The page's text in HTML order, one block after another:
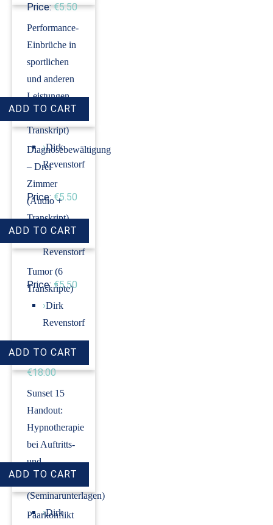
Price: €5.50
Performance-
Einbrüche in
sportlichen
und anderen
Leistungen
(Audio +
Transkript)
›Dirk
Revenstorf
Price: €5.50
Diagnosebewältigung
– Drei
Zimmer
(Audio +
Transkript)
›Dirk
Revenstorf
Price: €5.50
Tumor (6
Transkripte)
›Dirk
Revenstorf
Price:
€18.00
Sunset 15
Handout:
Hypnotherapie
bei Auftritts-
und
Prüfungsangst
(Seminarunterlagen)
›Dirk
Paarkonflikt